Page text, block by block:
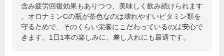
含み疲労回復効果もありつつ、美味しく飲み続けられます
。オロナミンCの瓶が茶色なのは壊れやすいビタミン類を
守るためで、そのくらい栄養にこだわっているのは安心で
きます。1日1本の楽しみに、差し入れにも最適です。